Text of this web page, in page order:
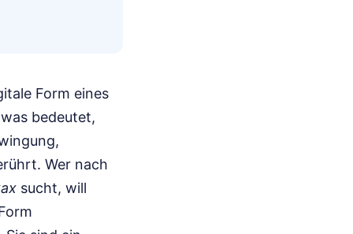
Form eines
bedeutet,
Wer nach
sucht, will